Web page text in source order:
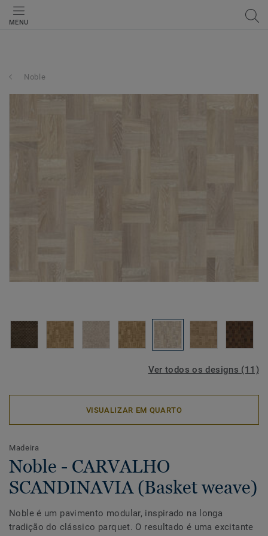
MENU
Noble
Ver todos os designs (11)
VISUALIZAR EM QUARTO
Madeira
Noble - CARVALHO
SCANDINAVIA (Basket weave)
Noble é um pavimento modular, inspirado na longa
tradição do clássico parquet. O resultado é uma excitante